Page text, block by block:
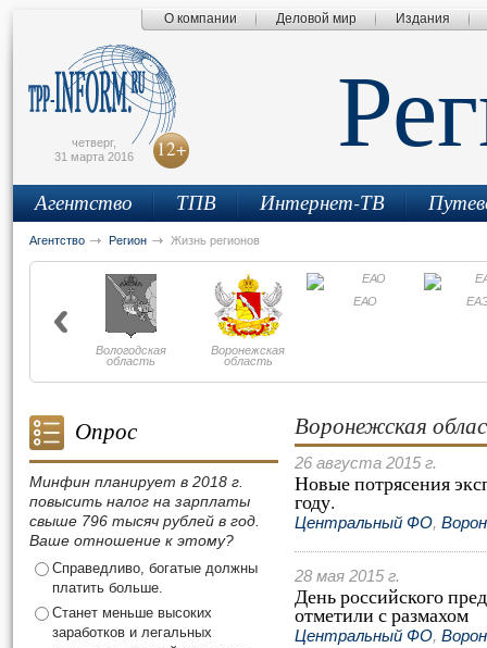
О компании Деловой мир Издания
четверг,
31 марта 2016
12+
Агентство ТПВ Интернет-ТВ
Агентство Регион Жизнь регионов
Вологодская
область
Воронежская
область
ЕАО
Опрос
Минфин планирует в 2018 г.
повысить налог на зарплаты
свыше 796 тысяч рублей в год.
Ваше отношение к этому?
Справедливо, богатые должны
платить больше.
Станет меньше высоких
заработков и легальных
Воронежская
26 августа 2015 г.
Новые потрясения
году.
Центральный ФО,
28 мая 2015 г.
День российского
отметили с размахом
Центральный ФО,